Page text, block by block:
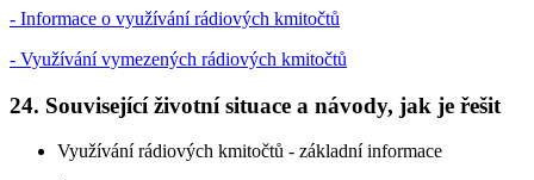
- Informace o využívání rádiových kmitočtů
- Využívání vymezených rádiových kmitočtů
24. Související životní situace a návody, jak je řešit
Využívání rádiových kmitočtů - základní informace